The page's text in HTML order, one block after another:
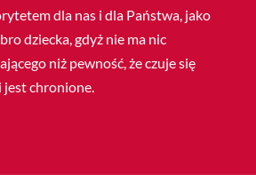
dla nas i dla Państwa, jako
dziecka, gdyż nie ma nic
niż pewność, że czuje się
jest chronione.